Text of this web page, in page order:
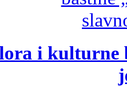
i kulturne